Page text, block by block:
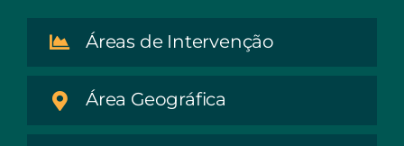
Áreas de Intervenção
Área Geográfica